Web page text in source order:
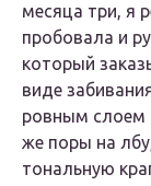
месяца три, я
пробовала и
который
виде
ровным слоем
же поры на
тональную